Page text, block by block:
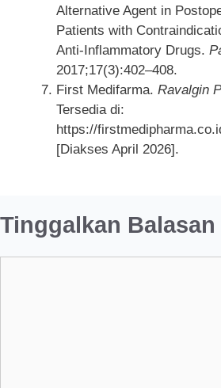
Alternative Agent in
Patients with
Anti-Inflammatory Drugs.
2017;17(3):402–408.
First Medifarma. Ravalgin
Tersedia di:
https://
[Diakses April 2026].
Tinggalkan Balasan